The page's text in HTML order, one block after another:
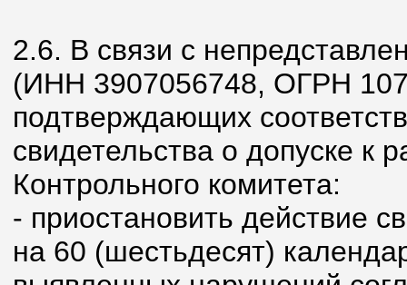
2.6. В связи с
(ИНН 3907056748, ОГРН
подтверждающих
свидетельства о допуске к
Контрольного комитета:
- приостановить действие
на 60 (шестьдесят)